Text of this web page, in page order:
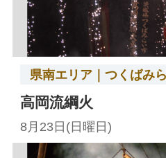
県南エリア｜つくばみ
高岡流綱火
8月23日(日曜日)